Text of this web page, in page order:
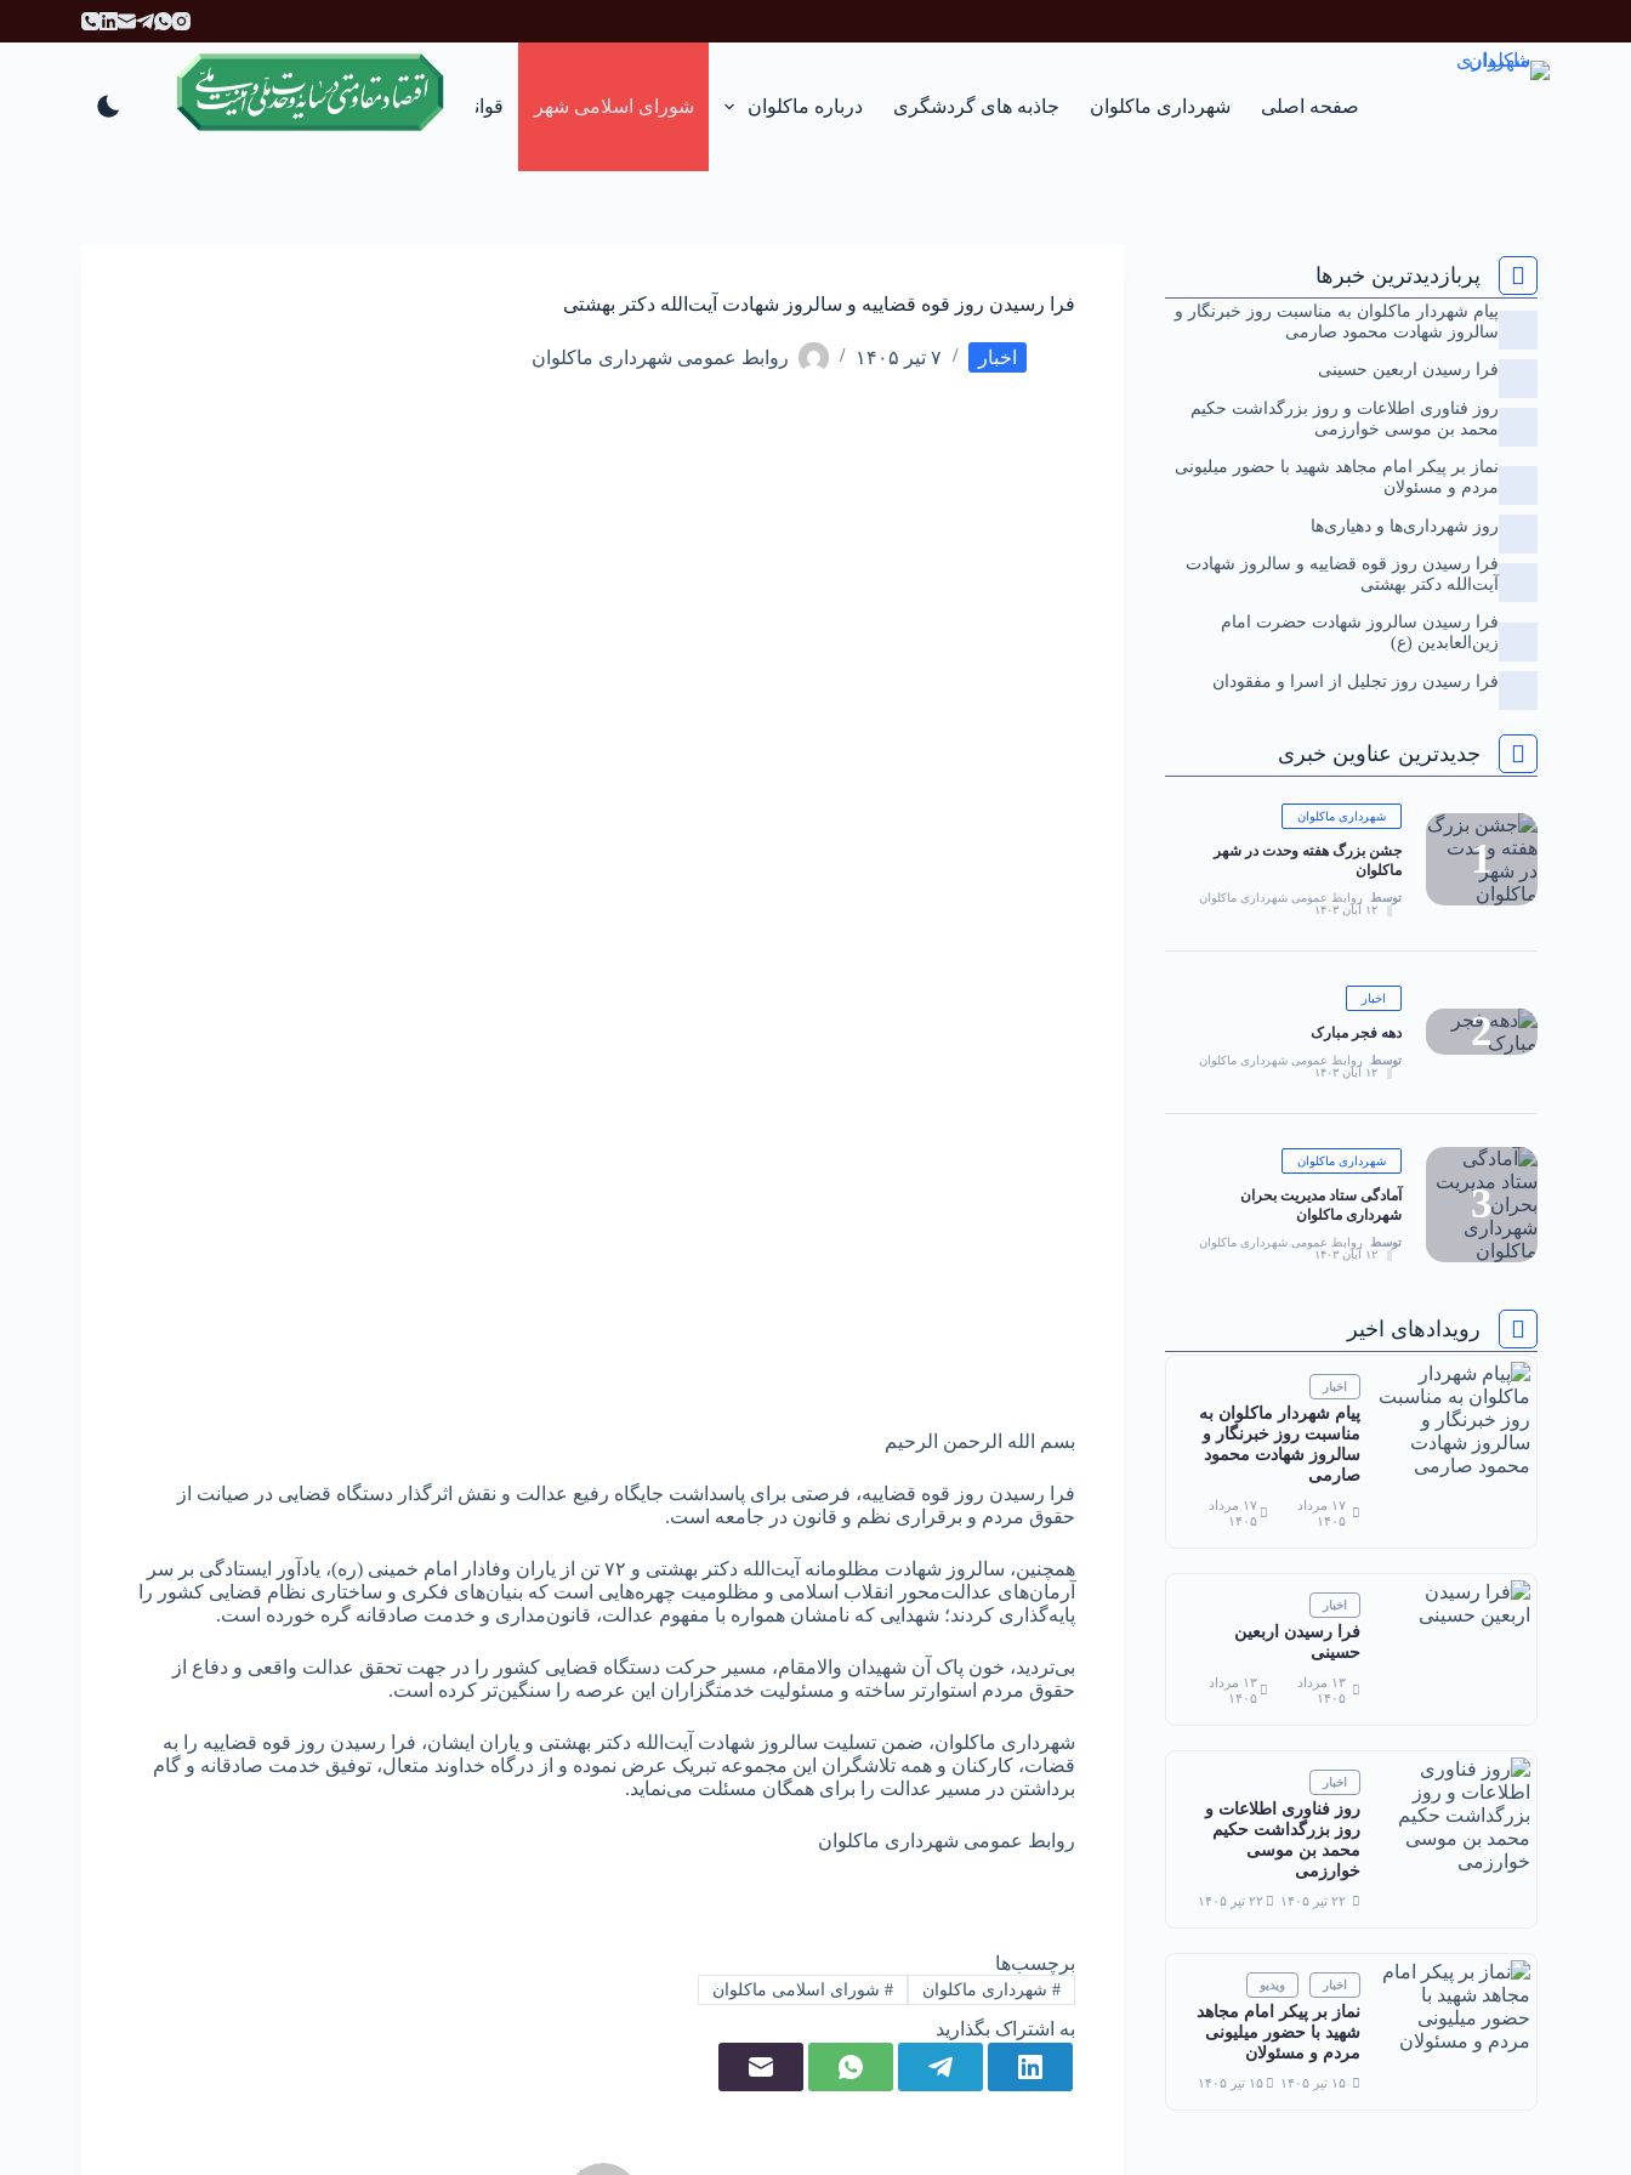
ر
صفحه اصلی شهرداری ماکلوان جاذبه های گردشگری درباره ماکلوان شورای اسلامی شهر قوانین انتقادات و پیشنهادات
فرا رسیدن روز قوه قضاییه و سالروز شهادت آیت‌الله دکتر بهشتی
اخبار ۷ تیر ۱۴۰۵ روابط عمومی شهرداری ماکلوان
بسم الله الرحمن الرحیم
فرا رسیدن روز قوه قضاییه، فرصتی برای پاسداشت جایگاه رفیع عدالت و نقش اثرگذار دستگاه قضایی در صیانت از
حقوق مردم و برقراری نظم و قانون در جامعه است.
همچنین، سالروز شهادت مظلومانه آیت‌الله دکتر بهشتی و ۷۲ تن از یاران وفادار امام خمینی (ره)، یادآور ایستادگی بر سر
آرمان‌های عدالت‌محور انقلاب اسلامی و مظلومیت چهره‌هایی است که بنیان‌های فکری و ساختاری نظام قضایی کشور را
پایه‌گذاری کردند؛ شهدایی که نامشان همواره با مفهوم عدالت، قانون‌مداری و خدمت صادقانه گره خورده است.
بی‌تردید، خون پاک آن شهیدان والامقام، مسیر حرکت دستگاه قضایی کشور را در جهت تحقق عدالت واقعی و دفاع از
حقوق مردم استوارتر ساخته و مسئولیت خدمتگزاران این عرصه را سنگین‌تر کرده است.
شهرداری ماکلوان، ضمن تسلیت سالروز شهادت آیت‌الله دکتر بهشتی و یاران ایشان، فرا رسیدن روز قوه قضاییه را به
قضات، کارکنان و همه تلاشگران این مجموعه تبریک عرض نموده و از درگاه خداوند متعال، توفیق خدمت صادقانه و گام
برداشتن در مسیر عدالت را برای همگان مسئلت می‌نماید.
روابط عمومی شهرداری ماکلوان
برچسب‌ها
#شهرداری ماکلوان #شورای اسلامی ماکلوان
به اشتراک بگذارید
پربازدیدترین خبرها
پیام شهردار ماکلوان به مناسبت روز خبرنگار و
سالروز شهادت محمود صارمی
فرا رسیدن اربعین حسینی
روز فناوری اطلاعات و روز بزرگداشت حکیم
محمد بن موسی خوارزمی
نماز بر پیکر امام مجاهد شهید با حضور میلیونی
مردم و مسئولان
روز شهرداری‌ها و دهیاری‌ها
فرا رسیدن روز قوه قضاییه و سالروز شهادت
آیت‌الله دکتر بهشتی
فرا رسیدن سالروز شهادت حضرت امام
زین‌العابدین (ع)
فرا رسیدن روز تجلیل از اسرا و مفقودان
جدیدترین عناوین خبری
شهرداری ماکلوان
جشن بزرگ هفته وحدت در شهر
ماکلوان
توسط
روابط عمومی شهرداری ماکلوان
۱۲ آبان ۱۴۰۳
اخبار
دهه فجر مبارک
توسط
روابط عمومی شهرداری ماکلوان
۱۲ آبان ۱۴۰۳
شهرداری ماکلوان
آمادگی ستاد مدیریت بحران
شهرداری ماکلوان
توسط
روابط عمومی شهرداری ماکلوان
۱۲ آبان ۱۴۰۳
رویدادهای اخیر
اخبار
پیام شهردار ماکلوان به
مناسبت روز خبرنگار و
سالروز شهادت محمود
صارمی
۱۷ مرداد
۱۴۰۵
۱۷ مرداد
۱۴۰۵
اخبار
فرا رسیدن اربعین
حسینی
۱۳ مرداد
۱۴۰۵
۱۳ مرداد
۱۴۰۵
اخبار
روز فناوری اطلاعات و
روز بزرگداشت حکیم
محمد بن موسی
خوارزمی
۲۲ تیر ۱۴۰۵ ۲۲ تیر ۱۴۰۵
اخبار ویدیو
نماز بر پیکر امام مجاهد
شهید با حضور میلیونی
مردم و مسئولان
۱۵ تیر ۱۴۰۵ ۱۵ تیر ۱۴۰۵